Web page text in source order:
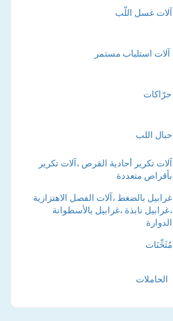
آلات غسل اللّب
آلات استلباب مستمر
حرّاكات
حبال اللب
آلات تكرير أحادية القرص ،آلات تكرير
بأقراص متعددة
غرابيل بالضغط ،آلات الفصل الاهتزازية
،غرابيل نابذة ،غرابيل بالأسطوانة
الدوارة
مُثَخِّنَات
الحاملات